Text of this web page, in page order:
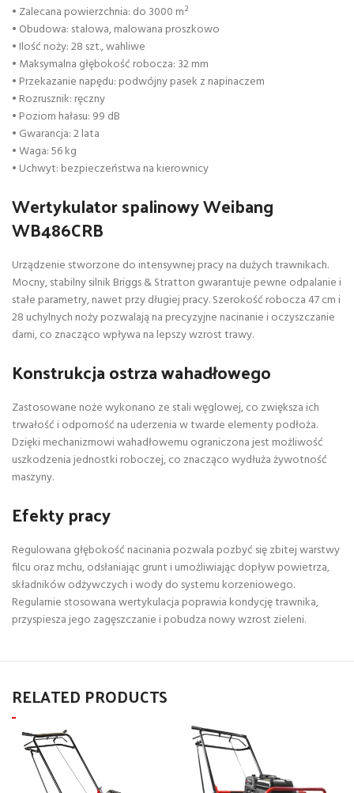
• Zalecana powierzchnia: do 3000 m²
• Obudowa: stalowa, malowana proszkowo
• Ilość noży: 28 szt., wahliwe
• Maksymalna głębokość robocza: 32 mm
• Przekazanie napędu: podwójny pasek z napinaczem
• Rozrusznik: ręczny
• Poziom hałasu: 99 dB
• Gwarancja: 2 lata
• Waga: 56 kg
• Uchwyt: bezpieczeństwa na kierownicy
Wertykulator spalinowy Weibang
WB486CRB
Urządzenie stworzone do intensywnej pracy na dużych trawnikach.
Mocny, stabilny silnik Briggs & Stratton gwarantuje pewne odpalanie i
stałe parametry, nawet przy długiej pracy. Szerokość robocza 47 cm i
28 uchylnych noży pozwalają na precyzyjne nacinanie i oczyszczanie
darni, co znacząco wpływa na lepszy wzrost trawy.
Konstrukcja ostrza wahadłowego
Zastosowane noże wykonano ze stali węglowej, co zwiększa ich
trwałość i odporność na uderzenia w twarde elementy podłoża.
Dzięki mechanizmowi wahadłowemu ograniczona jest możliwość
uszkodzenia jednostki roboczej, co znacząco wydłuża żywotność
maszyny.
Efekty pracy
Regulowana głębokość nacinania pozwala pozbyć się zbitej warstwy
filcu oraz mchu, odsłaniając grunt i umożliwiając dopływ powietrza,
składników odżywczych i wody do systemu korzeniowego.
Regularnie stosowana wertykulacja poprawia kondycję trawnika,
przyspiesza jego zagęszczanie i pobudza nowy wzrost zieleni.
RELATED PRODUCTS